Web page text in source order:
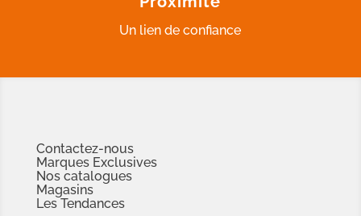
Un lien de confiance
Contactez-nous
Marques Exclusives
Nos catalogues
Magasins
Les Tendances